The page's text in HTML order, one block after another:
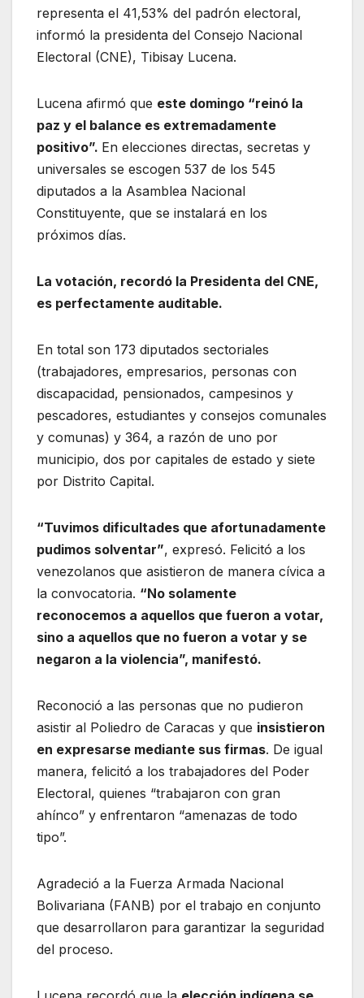
representa el 41,53% del padrón electoral,
informó la presidenta del Consejo Nacional
Electoral (CNE), Tibisay Lucena.
Lucena afirmó que este domingo “reinó la
paz y el balance es extremadamente
positivo”. En elecciones directas, secretas y
universales se escogen 537 de los 545
diputados a la Asamblea Nacional
Constituyente, que se instalará en los
próximos días.
La votación, recordó la Presidenta del CNE,
es perfectamente auditable.
En total son 173 diputados sectoriales
(trabajadores, empresarios, personas con
discapacidad, pensionados, campesinos y
pescadores, estudiantes y consejos comunales
y comunas) y 364, a razón de uno por
municipio, dos por capitales de estado y siete
por Distrito Capital.
“Tuvimos dificultades que afortunadamente
pudimos solventar”, expresó. Felicitó a los
venezolanos que asistieron de manera cívica a
la convocatoria. “No solamente
reconocemos a aquellos que fueron a votar,
sino a aquellos que no fueron a votar y se
negaron a la violencia”, manifestó.
Reconoció a las personas que no pudieron
asistir al Poliedro de Caracas y que insistieron
en expresarse mediante sus firmas. De igual
manera, felicitó a los trabajadores del Poder
Electoral, quienes “trabajaron con gran
ahínco” y enfrentaron “amenazas de todo
tipo”.
Agradeció a la Fuerza Armada Nacional
Bolivariana (FANB) por el trabajo en conjunto
que desarrollaron para garantizar la seguridad
del proceso.